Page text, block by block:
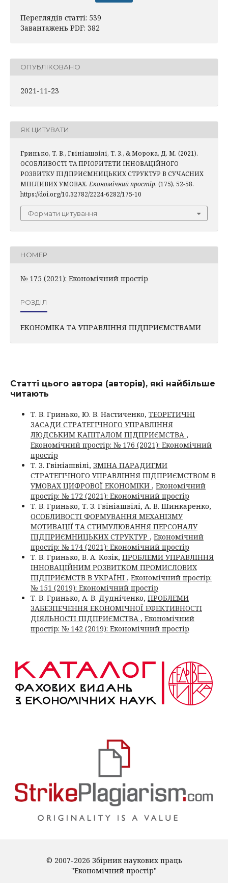
Переглядів статті: 539
Завантажень PDF: 382
ОПУБЛІКОВАНО
2021-11-23
ЯК ЦИТУВАТИ
Гринько, Т. В., Гвініашвілі, Т. З., & Морока, Д. М. (2021).
ОСОБЛИВОСТІ ТА ПРІОРИТЕТИ ІННОВАЦІЙНОГО
РОЗВИТКУ ПІДПРИЄМНИЦЬКИХ СТРУКТУР В СУЧАСНИХ
МІНЛИВИХ УМОВАХ. Економічний простір, (175), 52-58.
https://doi.org/10.32782/2224-6282/175-10
Формати цитування
НОМЕР
№ 175 (2021): Економічний простір
РОЗДІЛ
ЕКОНОМІКА ТА УПРАВЛІННЯ ПІДПРИЄМСТВАМИ
Статті цього автора (авторів), які найбільше
читають
Т. В. Гринько, Ю. В. Настиченко, ТЕОРЕТИЧНІ
ЗАСАДИ СТРАТЕГІЧНОГО УПРАВЛІННЯ
ЛЮДСЬКИМ КАПІТАЛОМ ПІДПРИЄМСТВА ,
Економічний простір: № 176 (2021): Економічний
простір
Т. З. Гвініашвілі, ЗМІНА ПАРАДИГМИ
СТРАТЕГІЧНОГО УПРАВЛІННЯ ПІДПРИЄМСТВОМ В
УМОВАХ ЦИФРОВОЇ ЕКОНОМІКИ , Економічний
простір: № 172 (2021): Економічний простір
Т. В. Гринько, Т. З. Гвініашвілі, А. В. Шинкаренко,
ОСОБЛИВОСТІ ФОРМУВАННЯ МЕХАНІЗМУ
МОТИВАЦІЇ ТА СТИМУЛЮВАННЯ ПЕРСОНАЛУ
ПІДПРИЄМНИЦЬКИХ СТРУКТУР , Економічний
простір: № 174 (2021): Економічний простір
Т. В. Гринько, В. А. Козік, ПРОБЛЕМИ УПРАВЛІННЯ
ІННОВАЦІЙНИМ РОЗВИТКОМ ПРОМИСЛОВИХ
ПІДПРИЄМСТВ В УКРАЇНІ , Економічний простір:
№ 151 (2019): Економічний простір
Т. В. Гринько, А. В. Дудніченко, ПРОБЛЕМИ
ЗАБЕЗПЕЧЕННЯ ЕКОНОМІЧНОЇ ЕФЕКТИВНОСТІ
ДІЯЛЬНОСТІ ПІДПРИЄМСТВА , Економічний
простір: № 142 (2019): Економічний простір
© 2007-2026 Збірник наукових праць
"Економічний простір"